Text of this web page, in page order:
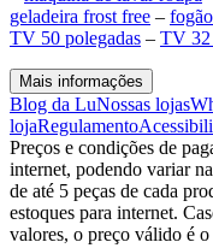
geladeira frost free –
TV 50 polegadas – TV 32
Mais informações
Blog da LuNossas lojas
lojaRegulamento
Preços e condições de
internet, podendo variar
de até 5 peças de cada
estoques para internet.
valores, o preço válido é o